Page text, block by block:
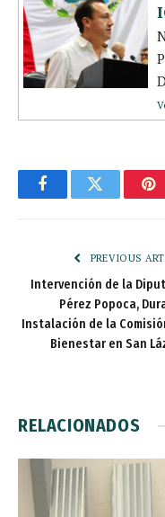
FacebookTwitter
PREVIOUS
Intervención de la
Pérez Popoca,
Instalación de la
Bienestar en San
RELACIONADOS